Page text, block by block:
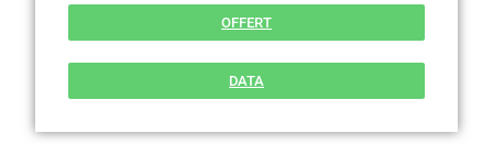
OFFERT
DATA